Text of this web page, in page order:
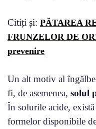
Citiți și: PĂTAREA
FRUNZELOR DE
prevenire
Un alt motiv al
fi, de asemenea, solul
În solurile acide,
formelor disponibile